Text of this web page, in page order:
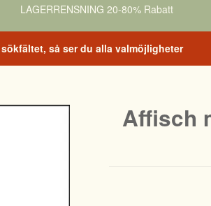
LAGERRENSNING 20-80% Rabatt
så ser du alla valmöjligheter
Affisch